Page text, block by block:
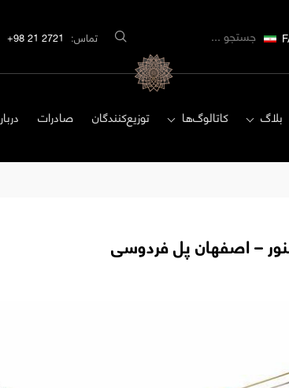
تماس: 2721 21 98+
بلاگ کاتالوگ‌ها توزیع‌کنندگان صادرات
– اصفهان پل فردوسی